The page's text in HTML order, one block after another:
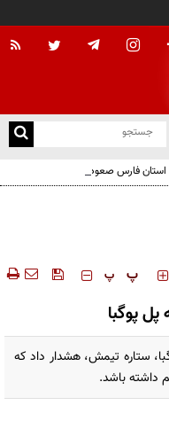
استان فارس صعود کرد
‍‍‍ پ پ
پوگبا
ستاره تیمش، هشدار داد که
داشته باشد.‏